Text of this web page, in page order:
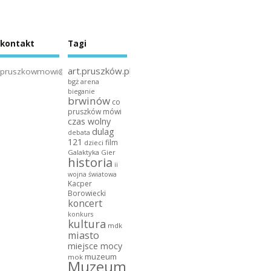
kontakt
pruszkowmowi@gmail.com
Tagi
art.pruszków.pl
bgż arena
bieganie
brwinów co
pruszków mówi
czas wolny
debata dulag
121 dzieci film
Galaktyka Gier
historia ii
wojna światowa
Kacper
Borowiecki
koncert
konkurs
kultura mdk
miasto
miejsce mocy
mok muzeum
Muzeum